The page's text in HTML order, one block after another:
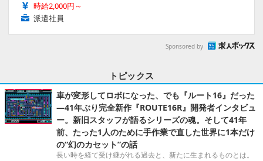
時給2,000円～
派遣社員
Sponsored by
トピックス
車が変形してロボになった、でも『ルート16』だった
―41年ぶり完全新作『ROUTE16R』開発者インタビュ
ー。新旧スタッフが語るシリーズの魂。そして41年
前、たった1人のために手作業で直した世界に1本だけ
の“幻のカセット”の話
長い時を経て受け継がれる過去と、新たに生まれるものとは。